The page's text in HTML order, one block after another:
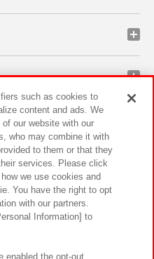
ティ サイトポリシー
クセシビリティ方針と検証結果
よくあるご質問・お問い合わせ
such as cookies to
content and ads. We
our website with our
who may combine it with
to them or that they
services. Please click
we use cookies and
You have the right to opt
with our partners.
Information] to
enabled the opt-out